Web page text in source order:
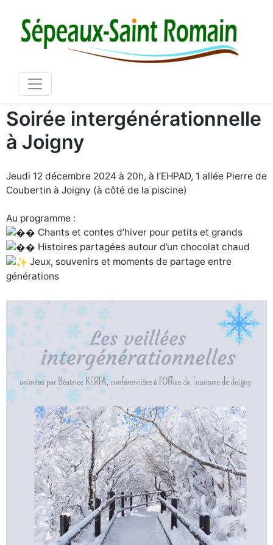
03 86 73 16 36
Soirée intergénérationnelle
à Joigny
Jeudi 12 décembre 2024 à 20h, à l’EHPAD, 1 allée Pierre de
Coubertin à Joigny (à côté de la piscine)
Au programme :
Chants et contes d’hiver pour petits et grands
Histoires partagées autour d’un chocolat chaud
Jeux, souvenirs et moments de partage entre
générations